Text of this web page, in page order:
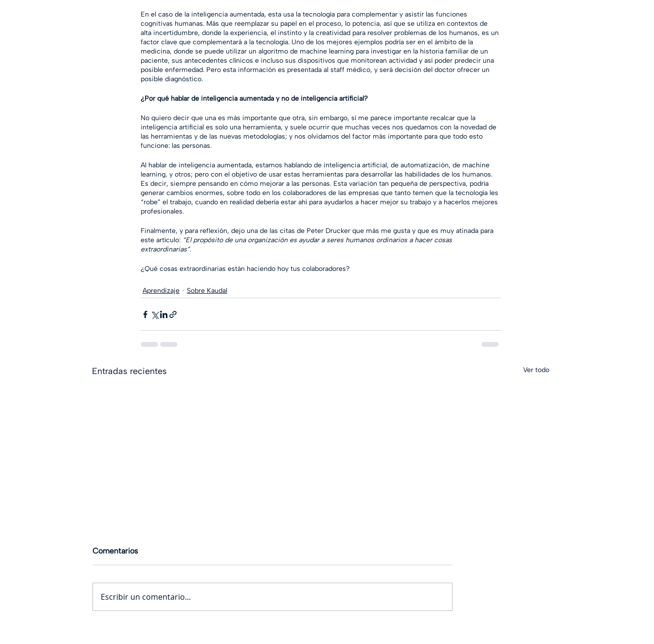
En el caso de la inteligencia aumentada, esta usa la tecnología para complementar y asistir las funciones
cognitivas humanas. Más que reemplazar su papel en el proceso, lo potencia, así que se utiliza en contextos de
alta incertidumbre, donde la experiencia, el instinto y la creatividad para resolver problemas de los humanos, es un
factor clave que complementará a la tecnología. Uno de los mejores ejemplos podría ser en el ámbito de la
medicina, donde se puede utilizar un algoritmo de machine learning para investigar en la historia familiar de un
paciente, sus antecedentes clínicos e incluso sus dispositivos que monitorean actividad y así poder predecir una
posible enfermedad. Pero esta información es presentada al staff médico, y será decisión del doctor ofrecer un
posible diagnóstico.
¿Por qué hablar de inteligencia aumentada y no de inteligencia artificial?
No quiero decir que una es más importante que otra, sin embargo, sí me parece importante recalcar que la
inteligencia artificial es solo una herramienta, y suele ocurrir que muchas veces nos quedamos con la novedad de
las herramientas y de las nuevas metodologías; y nos olvidamos del factor más importante para que todo esto
funcione: las personas.
Al hablar de inteligencia aumentada, estamos hablando de inteligencia artificial, de automatización, de machine
learning, y otros; pero con el objetivo de usar estas herramientas para desarrollar las habilidades de los humanos.
Es decir, siempre pensando en cómo mejorar a las personas. Esta variación tan pequeña de perspectiva, podría
generar cambios enormes, sobre todo en los colaboradores de las empresas que tanto temen que la tecnología les
“robe” el trabajo, cuando en realidad debería estar ahí para ayudarlos a hacer mejor su trabajo y a hacerlos mejores
profesionales.
Finalmente, y para reflexión, dejo una de las citas de Peter Drucker que más me gusta y que es muy atinada para
este artículo: “El propósito de una organización es ayudar a seres humanos ordinarios a hacer cosas
extraordinarias”.
¿Qué cosas extraordinarias están haciendo hoy tus colaboradores?
Aprendizaje Sobre Kaudal
Entradas recientes Ver todo
Comentarios
Escribir un comentario...